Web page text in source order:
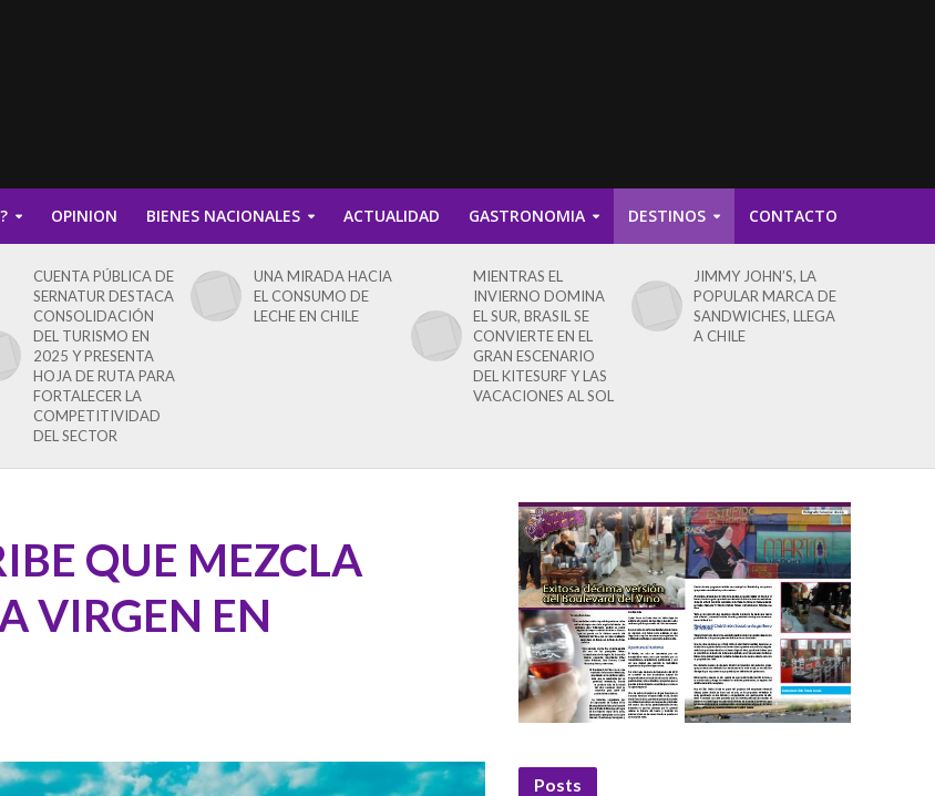
OPINION BIENES NACIONALES ACTUALIDAD GASTRONOMIA DESTINOS CONTACTO
CUENTA PÚBLICA DE
SERNATUR DESTACA
CONSOLIDACIÓN
DEL TURISMO EN
2025 Y PRESENTA
HOJA DE RUTA PARA
FORTALECER LA
COMPETITIVIDAD
DEL SECTOR
UNA MIRADA HACIA
EL CONSUMO DE
LECHE EN CHILE
MIENTRAS EL
INVIERNO DOMINA
EL SUR, BRASIL SE
CONVIERTE EN EL
GRAN ESCENARIO
DEL KITESURF Y LAS
VACACIONES AL SOL
JIMMY JOHN’S, LA
POPULAR MARCA DE
SANDWICHES, LLEGA
A CHILE
QUE MEZCLA
VIRGEN EN
Posts